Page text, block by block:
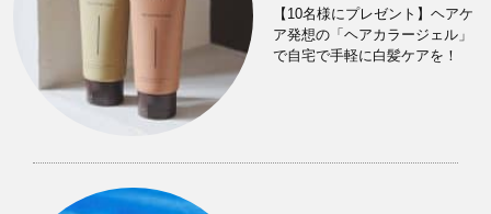
【10名様にプレゼント】ヘアケ
ア発想の「ヘアカラージェル」
で自宅で手軽に白髪ケアを！